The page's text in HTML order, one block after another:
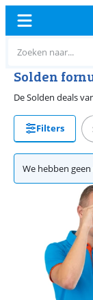
Solden
Filters
We hebben